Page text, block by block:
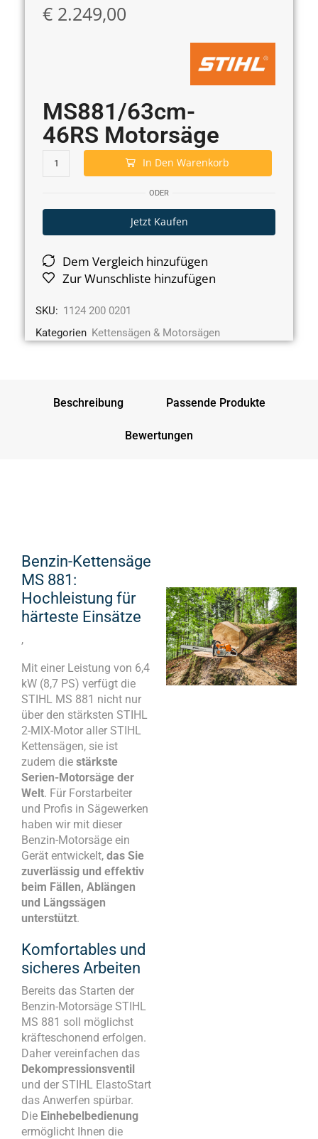
€ 2.249,00
MS881/63cm-
46RS Motorsäge
In Den Warenkorb
ODER
Jetzt Kaufen
Dem Vergleich hinzufügen
Zur Wunschliste hinzufügen
SKU: 1124 200 0201
Kategorien Kettensägen & Motorsägen
Beschreibung Passende Produkte
Bewertungen
Benzin-Kettensäge
MS 881:
Hochleistung für
härteste Einsätze
,
Mit einer Leistung von 6,4
kW (8,7 PS) verfügt die
STIHL MS 881 nicht nur
über den stärksten STIHL
2-MIX-Motor aller STIHL
Kettensägen, sie ist
zudem die stärkste
Serien-Motorsäge der
Welt. Für Forstarbeiter
und Profis in Sägewerken
haben wir mit dieser
Benzin-Motorsäge ein
Gerät entwickelt, das Sie
zuverlässig und effektiv
beim Fällen, Ablängen
und Längssägen
unterstützt.
Komfortables und
sicheres Arbeiten
Bereits das Starten der
Benzin-Motorsäge STIHL
MS 881 soll möglichst
kräfteschonend erfolgen.
Daher vereinfachen das
Dekompressionsventil
und der STIHL ElastoStart
das Anwerfen spürbar.
Die Einhebelbedienung
ermöglicht Ihnen die